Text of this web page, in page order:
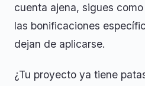
cuenta ajena, sigues
las bonificaciones
dejan de aplicarse.
¿Tu proyecto ya tiene